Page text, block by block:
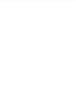
2026